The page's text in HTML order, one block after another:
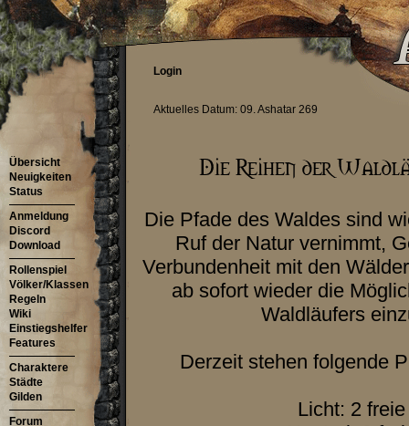
Login
Aktuelles Datum: 09. Ashatar 269
Übersicht
Neuigkeiten
Status
Anmeldung
Discord
Download
Rollenspiel
Völker/Klassen
Regeln
Wiki
Einstiegshelfer
Features
Charaktere
Städte
Gilden
Forum
Die Pfade des Waldes sind
Ruf der Natur vernimmt,
Verbundenheit mit den
ab sofort wieder die
Waldläufers
Derzeit stehen folgende
Licht: 2